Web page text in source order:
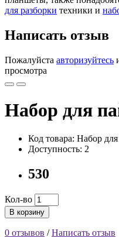
для разборки техники и
Написать отзыв
Пожалуйста авторизуйтесь
просмотра
Набор для
Код товара: Набор
Доступность: 2
530
Кол-во
В корзину
0 отзывов /Написать отзыв